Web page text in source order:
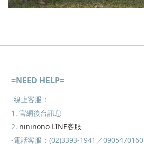
=NEED HELP=
-線上客服：
1. 官網後台訊息
2. nininono LINE客服
-電話客服：(02)3393-1941／0905470160